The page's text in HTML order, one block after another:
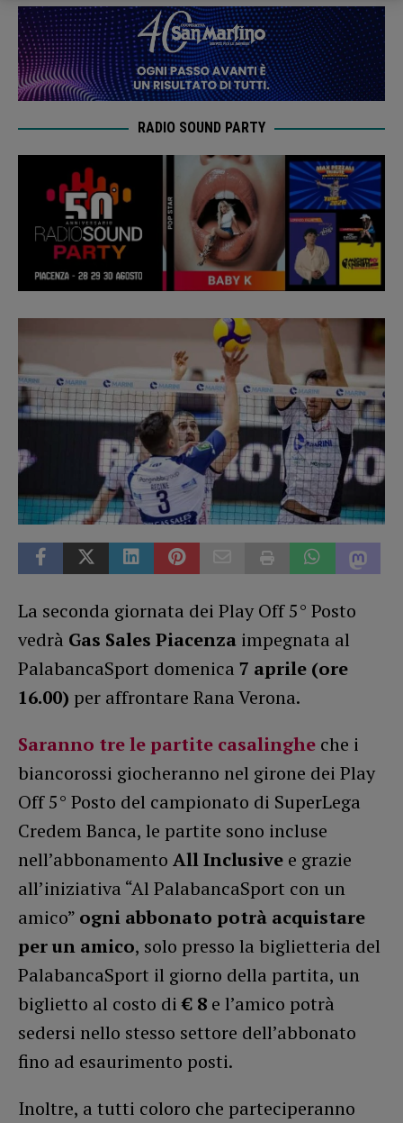
RADIO SOUND PARTY
La seconda giornata dei Play Off 5° Posto
vedrà Gas Sales Piacenza impegnata al
PalabancaSport domenica 7 aprile (ore
16.00) per affrontare Rana Verona.
Saranno tre le partite casalinghe che i
biancorossi giocheranno nel girone dei Play
Off 5° Posto del campionato di SuperLega
Credem Banca, le partite sono incluse
nell’abbonamento All Inclusive e grazie
all’iniziativa “Al PalabancaSport con un
amico” ogni abbonato potrà acquistare
per un amico, solo presso la biglietteria del
PalabancaSport il giorno della partita, un
biglietto al costo di€ 8 e l’amico potrà
sedersi nello stesso settore dell’abbonato
fino ad esaurimento posti.
Inoltre, a tutti coloro che parteciperanno